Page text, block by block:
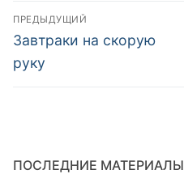
Навигация
по
записям
ПРЕДЫДУЩИЙ
Предыдущая
запись:
Завтраки на скорую
руку
ПОСЛЕДНИЕ МАТЕРИАЛЫ